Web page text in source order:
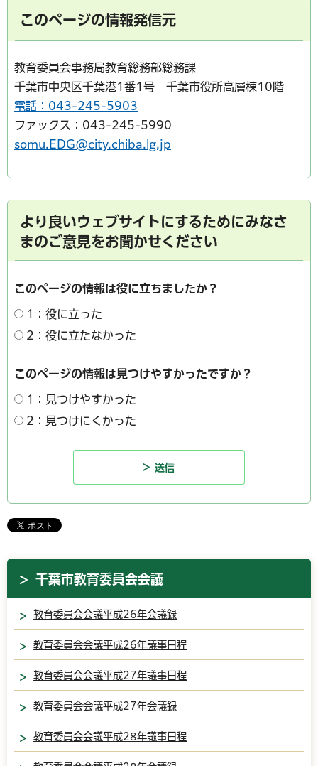
このページの情報発信元
教育委員会事務局教育総務部総務課
千葉市中央区千葉港1番1号 千葉市役所高層棟10階
電話：043-245-5903
ファックス：043-245-5990
somu.EDG@city.chiba.lg.jp
より良いウェブサイトにするためにみなさ
まのご意見をお聞かせください
このページの情報は役に立ちましたか？
1：役に立った
2：役に立たなかった
このページの情報は見つけやすかったですか？
1：見つけやすかった
2：見つけにくかった
千葉市教育委員会会議
教育委員会会議平成26年会議録
教育委員会会議平成26年議事日程
教育委員会会議平成27年議事日程
教育委員会会議平成27年会議録
教育委員会会議平成28年議事日程